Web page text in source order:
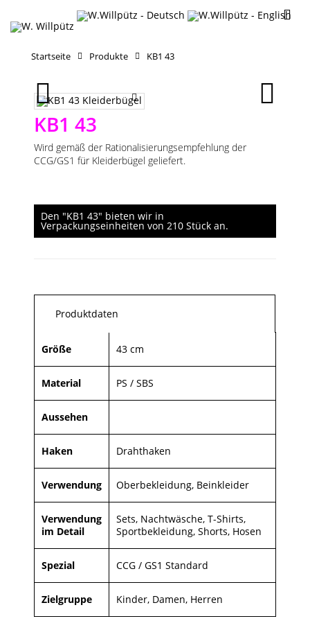
Startseite Produkte KB1 43
KB1 43
Wird gemäß der Rationalisierungsempfehlung der
CCG/GS1 für Kleiderbügel geliefert.
Den "KB1 43" bieten wir in
Verpackungseinheiten von 210 Stück an.
Produktdaten
Größe 43 cm
Material PS / SBS
Aussehen
Haken Drahthaken
Verwendung Oberbekleidung, Beinkleider
Verwendung
im Detail
Sets, Nachtwäsche, T-Shirts,
Sportbekleidung, Shorts, Hosen
Spezial CCG / GS1 Standard
Zielgruppe Kinder, Damen, Herren